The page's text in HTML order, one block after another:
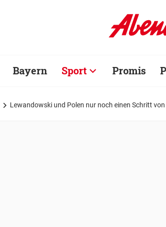
Bayern Sport Promis
Lewandowski und Polen nur noch einen Schritt